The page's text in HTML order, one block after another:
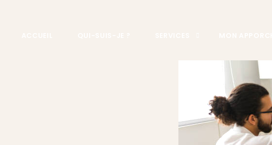
COURS D’AUTO HYPNOSE
HYPNOSE EN ENTREPRISE